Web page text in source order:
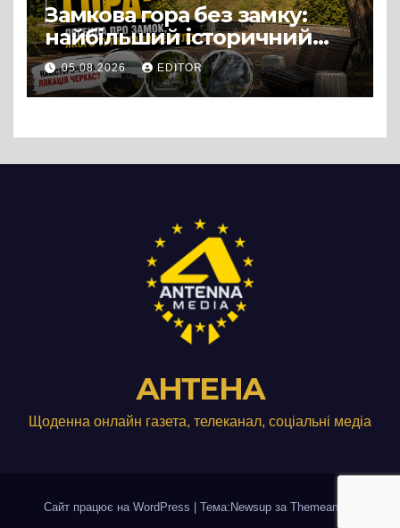
Замкова гора без замку:
найбільший історичний
міф Черкас
05.08.2026 EDITOR
АНТЕНА
Щоденна онлайн газета, телеканал, соціальні медіа
Сайт працює на WordPress Тема:Newsup за Themeansar